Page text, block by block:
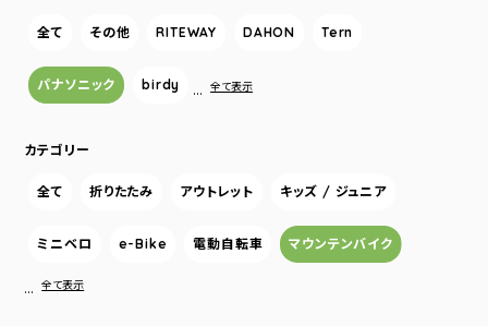
全て その他 RITEWAY DAHON Tern
パナソニック birdy … 全て表示
カテゴリー
全て 折りたたみ アウトレット キッズ / ジュニア
ミニベロ e-Bike 電動自転車 マウンテンバイク
… 全て表示